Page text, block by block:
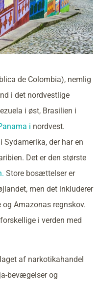
de Colombia), nemlig
i det nordvestlige
i øst, Brasilien i
i nordvest.
Sydamerika, der har en
Det er den største
Store bosættelser er
men det inkluderer
Amazonas regnskov.
i verden med
af narkotikahandel
bevægelser og